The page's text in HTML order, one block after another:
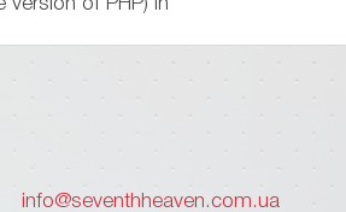
version of PHP) in
info@seventhheaven.com.ua